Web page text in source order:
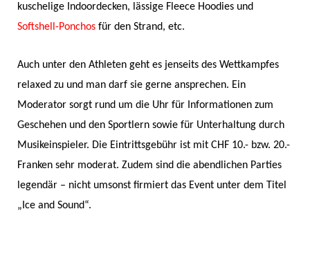
kuschelige Indoordecken, lässige Fleece Hoodies und
Softshell-Ponchos für den Strand, etc.
Auch unter den Athleten geht es jenseits des Wettkampfes
relaxed zu und man darf sie gerne ansprechen. Ein
Moderator sorgt rund um die Uhr für Informationen zum
Geschehen und den Sportlern sowie für Unterhaltung durch
Musikeinspieler. Die Eintrittsgebühr ist mit CHF 10.- bzw. 20.-
Franken sehr moderat. Zudem sind die abendlichen Parties
legendär – nicht umsonst firmiert das Event unter dem Titel
„Ice and Sound“.